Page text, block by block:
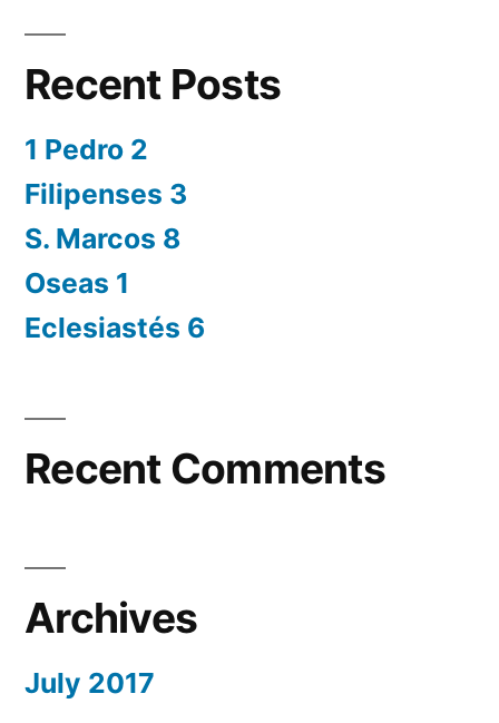
Recent Posts
1 Pedro 2
Filipenses 3
S. Marcos 8
Oseas 1
Eclesiastés 6
Recent Comments
Archives
July 2017